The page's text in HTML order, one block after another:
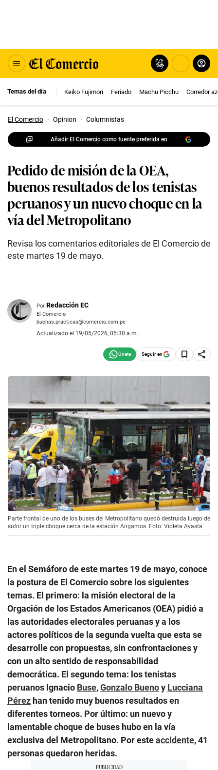
Temas del día Keiko Fujimori Feriado Machu Picchu Corredor
El Comercio · Opinion · Columnistas
Añadir El Comercio como fuente preferida en
Pedido de misión de la OEA,
buenos resultados de los tenistas
peruanos y un nuevo choque en la
vía del Metropolitano
Revisa los comentarios editoriales de El Comercio de
este martes 19 de mayo.
Por Redacción EC
El Comercio
buenas.practicas@comercio.com.pe
Actualizado el 19/05/2026, 05:30 a.m.
Seguir en
Parte frontal de uno de los buses del Metropolitano quedó destruida luego de
sufrir un triple choque cerca de la estación Angamos. Foto: Violeta Ayasta
En el Semáforo de este martes 19 de mayo, conoce
la postura de El Comercio sobre los siguientes
temas. El primero: la misión electoral de la
Orgación de los Estados Americanos (OEA) pidió a
las autoridades electorales peruanas y a los
actores políticos de la segunda vuelta que esta se
desarrolle con propuestas, sin confrontaciones y
con un alto sentido de responsabilidad
democrática. El segundo tema: los tenistas
peruanos Ignacio Buse,Gonzalo Buenoy Lucciana
Pérez han tenido muy buenos resultados en
diferentes torneos. Por último: un nuevo y
lamentable choque de buses hubo en la vía
exclusiva del Metropolitano. Por esteaccidente, 41
personas quedaron heridas.